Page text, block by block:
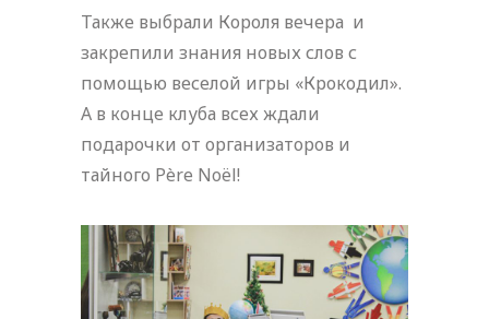
Также выбрали Короля вечера и
закрепили знания новых слов с
помощью веселой игры «Крокодил».
А в конце клуба всех ждали
подарочки от организаторов и
тайного Père Noël!